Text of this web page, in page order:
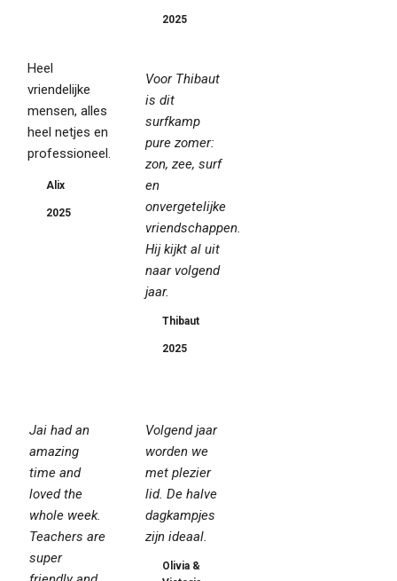
2025
Heel
vriendelijke
mensen, alles
heel netjes en
professioneel.
Alix
2025
Voor Thibaut
is dit
surfkamp
pure zomer:
zon, zee, surf
en
onvergetelijke
vriendschappen.
Hij kijkt al uit
naar volgend
jaar.
Thibaut
2025
Jai had an
amazing
time and
loved the
whole week.
Teachers are
super
Volgend jaar
worden we
met plezier
lid. De halve
dagkampjes
zijn ideaal.
Olivia &